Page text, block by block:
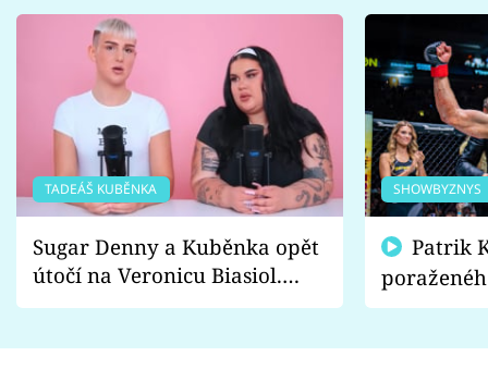
TADEÁŠ KUBĚNKA
Sugar Denny a Kuběnka opět
útočí na Veronicu Biasiol.
Proč je podle nich falešná a
SHOWBYZNYS
fanoušci